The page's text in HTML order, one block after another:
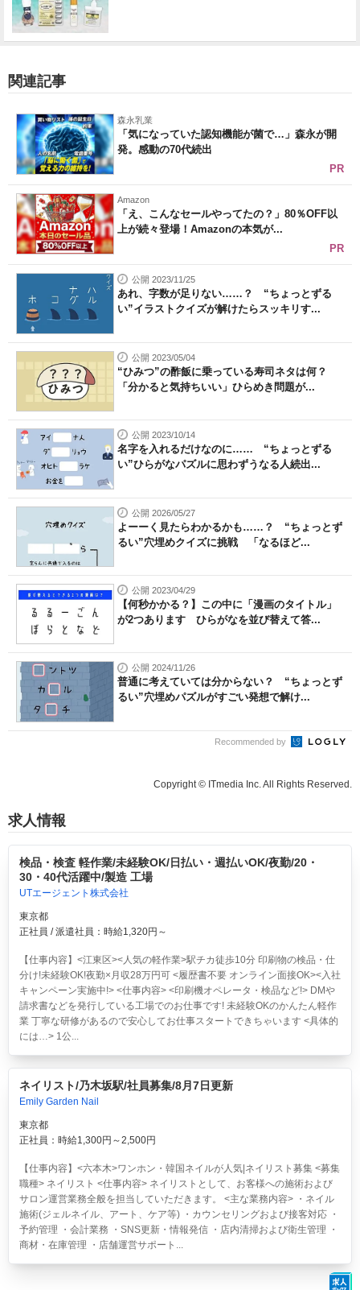
関連記事
森永乳業
「気になっていた認知機能が菌で…」森永が開
発。感動の70代続出
PR
Amazon
「え、こんなセールやってたの？」80％OFF以
上が続々登場！Amazonの本気が...
PR
公開 2023/11/25
あれ、字数が足りない……？ “ちょっとずる
い”イラストクイズが解けたらスッキリす...
公開 2023/05/04
“ひみつ”の酢飯に乗っている寿司ネタは何？
「分かると気持ちいい」ひらめき問題が...
公開 2023/10/14
名字を入れるだけなのに…… “ちょっとずる
い”ひらがなパズルに思わずうなる人続出...
公開 2026/05/27
よーーく見たらわかるかも……？ “ちょっとず
るい”穴埋めクイズに挑戦 「なるほど...
公開 2023/04/29
【何秒かかる？】この中に「漫画のタイトル」
が2つあります ひらがなを並び替えて答...
公開 2024/11/26
普通に考えていては分からない？ “ちょっとず
るい”穴埋めパズルがすごい発想で解け...
Recommended by
Copyright © ITmedia Inc. All Rights Reserved.
求人情報
検品・検査 軽作業/未経験OK/日払い・週払いOK/夜勤/20・
30・40代活躍中/製造 工場
UTエージェント株式会社
東京都
正社員 / 派遣社員：時給1,320円～
【仕事内容】<江東区><人気の軽作業>駅チカ徒歩10分 印刷物の検品・仕
分け!未経験OK!夜勤×月収28万円可 <履歴書不要 オンライン面接OK><入社
キャンペーン実施中!> <仕事内容> <印刷機オペレータ・検品など!> DMや
請求書などを発行している工場でのお仕事です! 未経験OKのかんたん軽作
業 丁寧な研修があるので安心してお仕事スタートできちゃいます <具体的
には…> 1公...
ネイリスト/乃木坂駅/社員募集/8月7日更新
Emily Garden Nail
東京都
正社員：時給1,300円～2,500円
【仕事内容】<六本木>ワンホン・韓国ネイルが人気|ネイリスト募集 <募集
職種> ネイリスト <仕事内容> ネイリストとして、お客様への施術および
サロン運営業務全般を担当していただきます。 <主な業務内容> ・ネイル
施術(ジェルネイル、アート、ケア等) ・カウンセリングおよび接客対応 ・
予約管理 ・会計業務 ・SNS更新・情報発信 ・店内清掃および衛生管理 ・
商材・在庫管理 ・店舗運営サポート...